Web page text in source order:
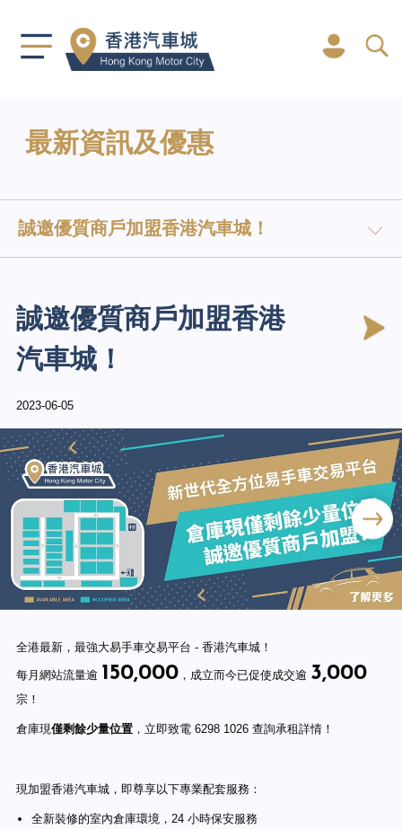
最新資訊及優惠
誠邀優質商戶加盟香港汽車城！
誠邀優質商戶加盟香港
汽車城！
2023-06-05
全港最新，最強大易手車交易平台 - 香港汽車城！
每月網站流量逾 150,000 ，成立而今已促使成交逾 3,000
宗！
倉庫現僅剩餘少量位置 ，立即致電 6298 1026 查詢承租詳情！
現加盟香港汽車城，即尊享以下專業配套服務：
全新裝修的室內倉庫環境，24 小時保安服務